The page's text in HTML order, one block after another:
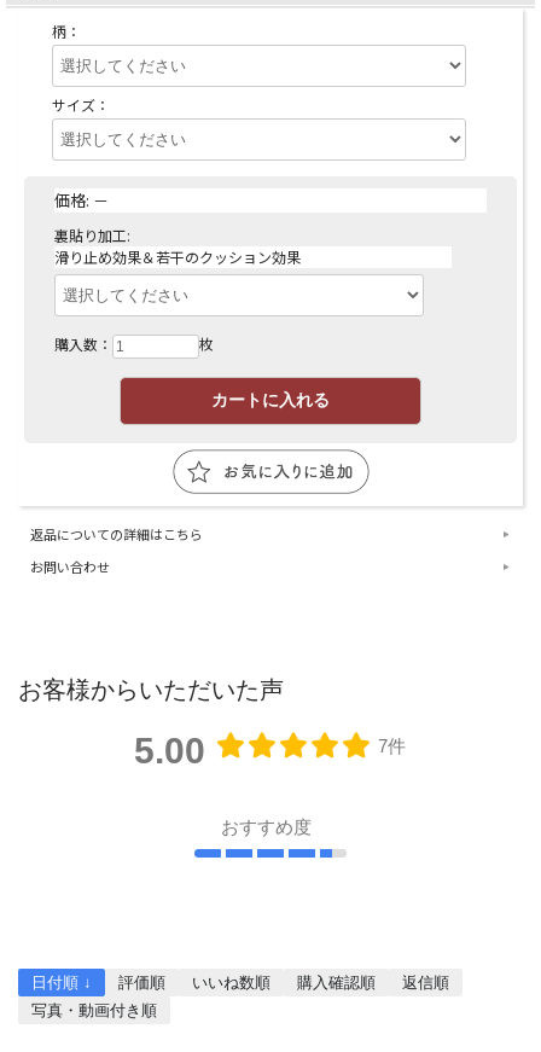
柄：
サイズ：
価格: －
裏貼り加工:
滑り止め効果＆若干のクッション効果
購入数： 枚
返品についての詳細はこちら
お問い合わせ
お客様からいただいた声
5.00 7件
おすすめ度
日付順 ↓ 評価順 いいね数順 購入確認順
返信順
写真・動画付き順